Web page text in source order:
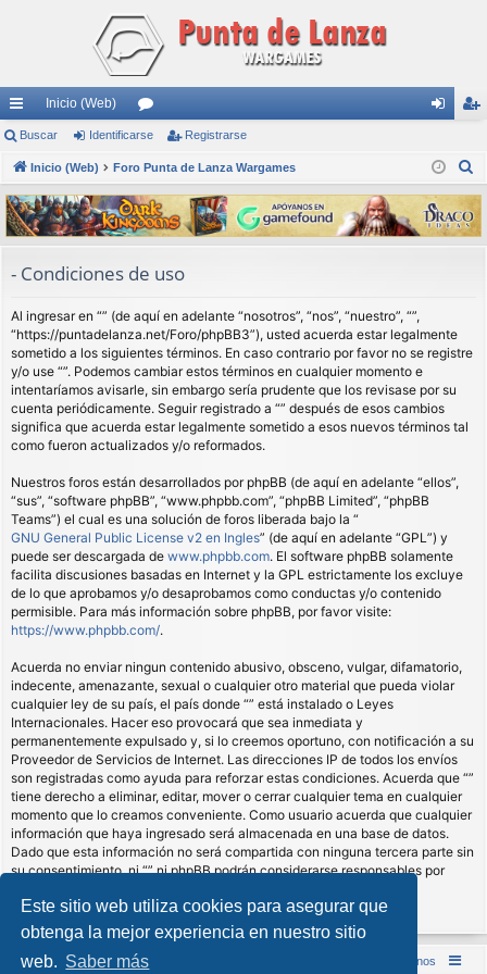
Este sitio web utiliza cookies para asegurar que
obtenga la mejor experiencia en nuestro sitio
web. Saber más
nl
ac
es
rá
s
Inicio (Web)
or
os nti
fic
ar
ist
ra
rs
Buscar Identificarse Registrarse
Inicio (Web) Foro Punta de Lanza Wargames
s
c
- Condiciones de uso
Al ingresar en “” (de aquí en adelante “nosotros”, “nos”, “nuestro”, “”,
“https://puntadelanza.net/Foro/phpBB3”), usted acuerda estar legalmente
sometido a los siguientes términos. En caso contrario por favor no se registre
y/o use “”. Podemos cambiar estos términos en cualquier momento e
intentaríamos avisarle, sin embargo sería prudente que los revisase por su
cuenta periódicamente. Seguir registrado a “” después de esos cambios
significa que acuerda estar legalmente sometido a esos nuevos términos tal
como fueron actualizados y/o reformados.
Nuestros foros están desarrollados por phpBB (de aquí en adelante “ellos”,
“sus”, “software phpBB”, “www.phpbb.com”, “phpBB Limited”, “phpBB
Teams”) el cual es una solución de foros liberada bajo la “
GNU General Public License v2 en Ingles” (de aquí en adelante “GPL”) y
puede ser descargada de www.phpbb.com. El software phpBB solamente
facilita discusiones basadas en Internet y la GPL estrictamente los excluye
de lo que aprobamos y/o desaprobamos como conductas y/o contenido
permisible. Para más información sobre phpBB, por favor visite:
https://www.phpbb.com/.
Acuerda no enviar ningun contenido abusivo, obsceno, vulgar, difamatorio,
indecente, amenazante, sexual o cualquier otro material que pueda violar
cualquier ley de su país, el país donde “” está instalado o Leyes
Internacionales. Hacer eso provocará que sea inmediata y
permanentemente expulsado y, si lo creemos oportuno, con notificación a su
Proveedor de Servicios de Internet. Las direcciones IP de todos los envíos
son registradas como ayuda para reforzar estas condiciones. Acuerda que “”
tiene derecho a eliminar, editar, mover o cerrar cualquier tema en cualquier
momento que lo creamos conveniente. Como usuario acuerda que cualquier
información que haya ingresado será almacenada en una base de datos.
Dado que esta información no será compartida con ninguna tercera parte sin
su consentimiento, ni “” ni phpBB podrán considerarse responsables por
comprometidos.
Inicio (Web) Foro Punta de Lanza Wargames Contáctenos